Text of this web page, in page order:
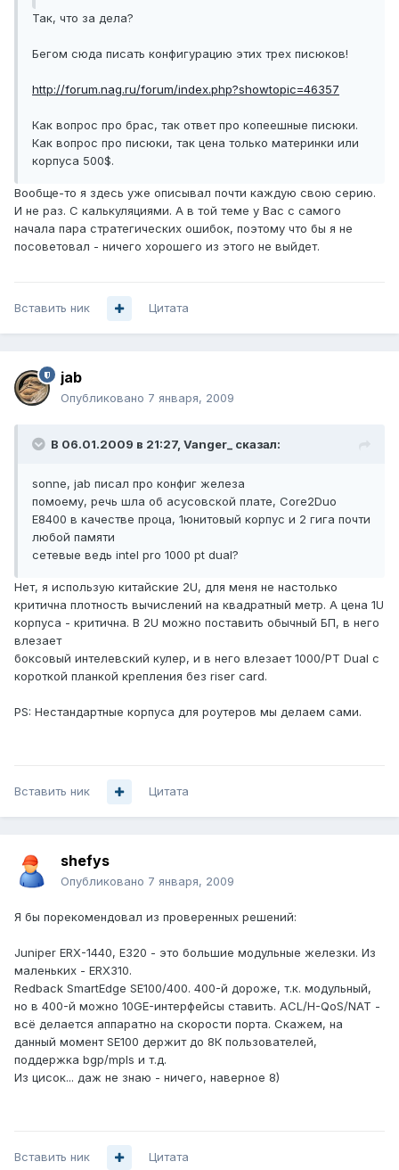
Так, что за дела?
Бегом сюда писать конфигурацию этих трех писюков!
http://forum.nag.ru/forum/index.php?showtopic=46357
Как вопрос про брас, так ответ про копеешные писюки.
Как вопрос про писюки, так цена только материнки или
корпуса 500$.
Вообще-то я здесь уже описывал почти каждую свою серию.
И не раз. С калькуляциями. А в той теме у Вас с самого
начала пара стратегических ошибок, поэтому что бы я не
посоветовал - ничего хорошего из этого не выйдет.
Вставить ник Цитата
jab
Опубликовано 7 января, 2009
В 06.01.2009 в 21:27, Vanger_ сказал:
sonne, jab писал про конфиг железа
помоему, речь шла об асусовской плате, Core2Duo
E8400 в качестве проца, 1юнитовый корпус и 2 гига почти
любой памяти
сетевые ведь intel pro 1000 pt dual?
Нет, я использую китайские 2U, для меня не настолько
критична плотность вычислений на квадратный метр. А цена 1U
корпуса - критична. В 2U можно поставить обычный БП, в него
влезает
боксовый интелевский кулер, и в него влезает 1000/PT Dual с
короткой планкой крепления без riser card.
PS: Нестандартные корпуса для роутеров мы делаем сами.
Вставить ник Цитата
shefys
Опубликовано 7 января, 2009
Я бы порекомендовал из проверенных решений:
Juniper ERX-1440, E320 - это большие модульные железки. Из
маленьких - ERX310.
Redback SmartEdge SE100/400. 400-й дороже, т.к. модульный,
но в 400-й можно 10GE-интерфейсы ставить. ACL/H-QoS/NAT -
всё делается аппаратно на скорости порта. Скажем, на
данный момент SE100 держит до 8К пользователей,
поддержка bgp/mpls и т.д.
Из цисок... даж не знаю - ничего, наверное 8)
Вставить ник Цитата